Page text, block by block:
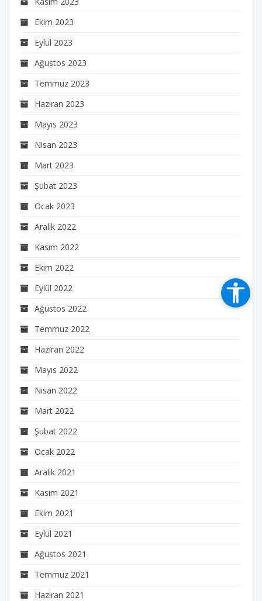
Ekim 2023
Eylül 2023
Ağustos 2023
Temmuz 2023
Haziran 2023
Mayıs 2023
Nisan 2023
Mart 2023
Şubat 2023
Ocak 2023
Aralık 2022
Kasım 2022
Ekim 2022
Eylül 2022
Ağustos 2022
Temmuz 2022
Haziran 2022
Mayıs 2022
Nisan 2022
Mart 2022
Şubat 2022
Ocak 2022
Aralık 2021
Kasım 2021
Ekim 2021
Eylül 2021
Ağustos 2021
Temmuz 2021
Haziran 2021